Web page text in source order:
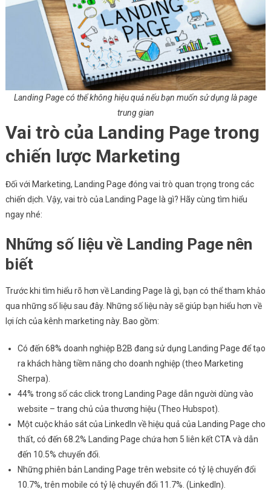
Landing Page có thể không hiệu quả nếu bạn muốn sử dụng là page
trung gian
Vai trò của Landing Page trong
chiến lược Marketing
Đối với Marketing, Landing Page đóng vai trò quan trọng trong các
chiến dịch. Vậy, vai trò của Landing Page là gì? Hãy cùng tìm hiểu
ngay nhé:
Những số liệu về Landing Page nên
biết
Trước khi tìm hiểu rõ hơn về Landing Page là gì, bạn có thể tham khảo
qua những số liệu sau đây. Những số liệu này sẽ giúp bạn hiểu hơn về
lợi ích của kênh marketing này. Bao gồm:
Có đến 68% doanh nghiệp B2B đang sử dụng Landing Page để tạo
ra khách hàng tiềm năng cho doanh nghiệp (theo Marketing
Sherpa).
44% trong số các click trong Landing Page dẫn người dùng vào
website – trang chủ của thương hiệu (Theo Hubspot).
Một cuộc khảo sát của LinkedIn về hiệu quả của Landing Page cho
thất, có đến 68.2% Landing Page chứa hơn 5 liên kết CTA và dẫn
đến 10.5% chuyển đổi.
Những phiên bản Landing Page trên website có tỷ lệ chuyển đổi
10.7%, trên mobile có tỷ lệ chuyển đổi 11.7%. (LinkedIn).